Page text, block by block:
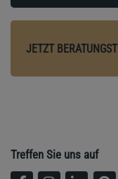
JETZT
Treffen Sie uns auf